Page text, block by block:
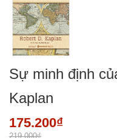
Sự minh định
Kaplan
175.200₫
219.000₫